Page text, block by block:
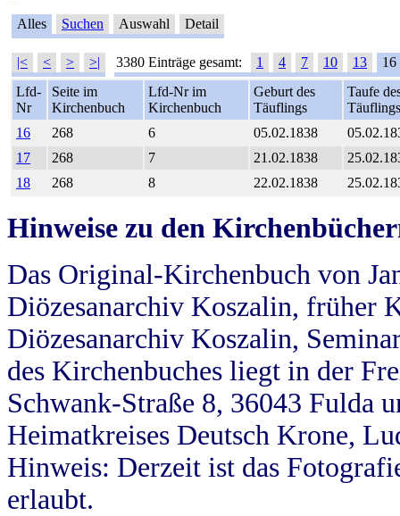
Alles Suchen Auswahl Detail
|< < > >| 3380 Einträge gesamt: 1 4 7 10 13
16
Lfd-
Nr
Seite im
Kirchenbuch
Lfd-Nr im
Kirchenbuch
Geburt des
Täuflings
Taufe
Täuflings
16
268 6 05.02.1838
17
268 7 21.02.1838
18
268 8 22.02.1838
Hinweise zu den
Das Original-Kirchenbuch von
Diözesanarchiv Koszalin, früher
Diözesanarchiv Koszalin,
des Kirchenbuches liegt in der
Schwank-Straße 8, 36043 Fulda
Heimatkreises Deutsch Krone,
Hinweis: Derzeit ist das
erlaubt.